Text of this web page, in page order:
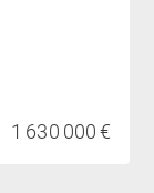
1 630 000 €